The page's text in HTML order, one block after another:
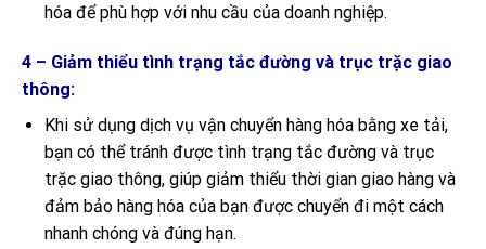
hóa để phù hợp với nhu cầu của doanh nghiệp.
4 – Giảm thiểu tình trạng tắc đường và trục trặc giao
thông:
Khi sử dụng dịch vụ vận chuyển hàng hóa bằng xe tải,
bạn có thể tránh được tình trạng tắc đường và trục
trặc giao thông, giúp giảm thiểu thời gian giao hàng và
đảm bảo hàng hóa của bạn được chuyển đi một cách
nhanh chóng và đúng hạn.